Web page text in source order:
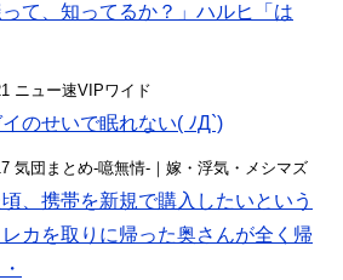
て、知ってるか？」ハルヒ「は
ニュー速VIPワイド
のせいで眠れない( ﾉД`)
気団まとめ-噫無情-｜嫁・浮気・メシマズ
、携帯を新規で購入したいという
カを取りに帰った奥さんが全く帰